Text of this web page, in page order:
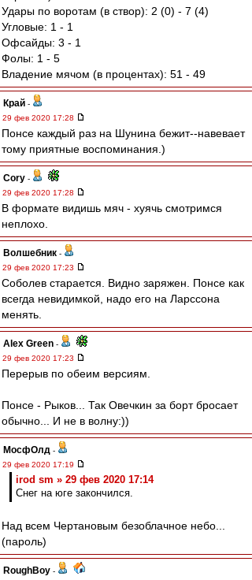
Удары по воротам (в створ): 2 (0) - 7 (4)
Угловые: 1 - 1
Офсайды: 3 - 1
Фолы: 1 - 5
Владение мячом (в процентах): 51 - 49
Край -
29 фев 2020 17:28
Понсе каждый раз на Шунина бежит--навевает
тому приятные воспоминания.)
Cory -
29 фев 2020 17:28
В формате видишь мяч - хуячь смотримся
неплохо.
Волшебник -
29 фев 2020 17:23
Соболев старается. Видно заряжен. Понсе как
всегда невидимкой, надо его на Ларссона
менять.
Alex Green -
29 фев 2020 17:23
Перерыв по обеим версиям.
Понсе - Рыков... Так Овечкин за борт бросает
обычно... И не в волну:))
МосфОлд -
29 фев 2020 17:19
irod sm » 29 фев 2020 17:14
Снег на юге закончился.
Над всем Чертановым безоблачное небо...
(пароль)
RoughBoy -